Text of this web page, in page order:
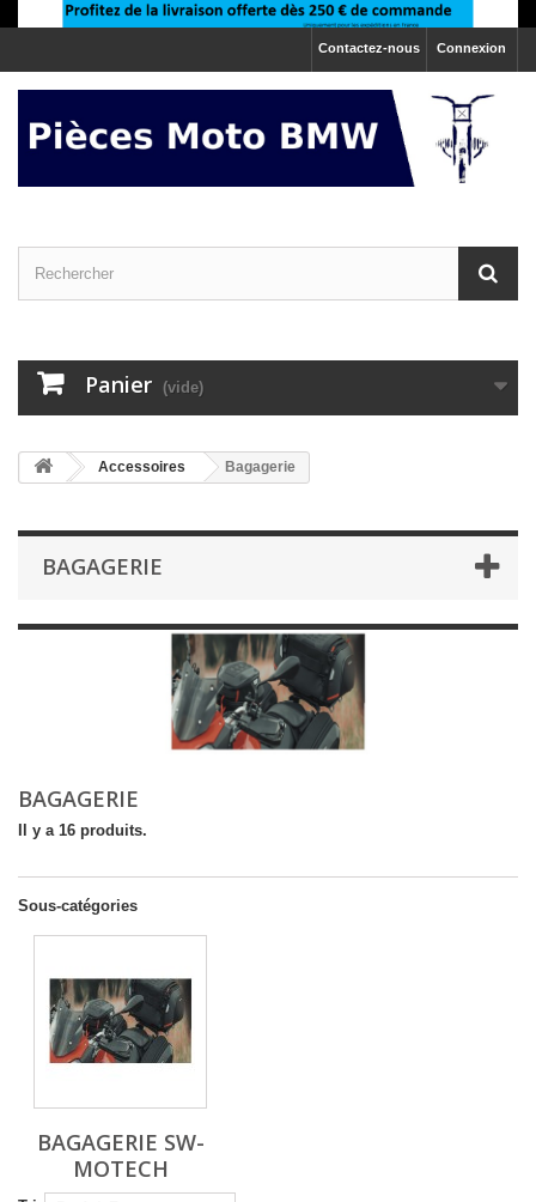
Connexion
Contactez-nous
Panier (vide)
>Accessoires Bagagerie
BAGAGERIE
BAGAGERIE
Il y a 16 produits.
Sous-catégories
BAGAGERIE SW-
MOTECH